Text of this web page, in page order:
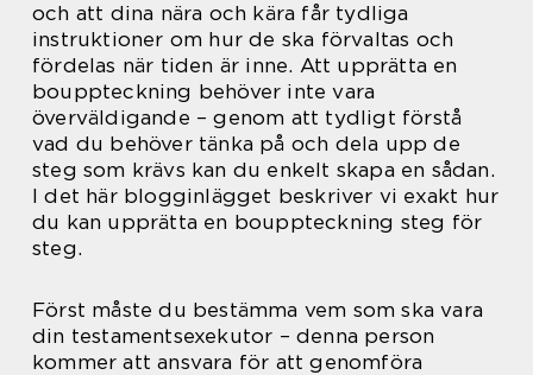
och att dina nära och kära får tydliga
instruktioner om hur de ska förvaltas och
fördelas när tiden är inne. Att upprätta en
bouppteckning behöver inte vara
överväldigande – genom att tydligt förstå
vad du behöver tänka på och dela upp de
steg som krävs kan du enkelt skapa en sådan.
I det här blogginlägget beskriver vi exakt hur
du kan upprätta en bouppteckning steg för
steg.
Först måste du bestämma vem som ska vara
din testamentsexekutor – denna person
kommer att ansvara för att genomföra